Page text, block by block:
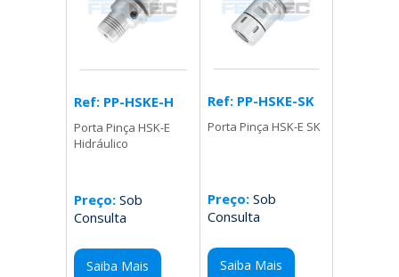
Ref: PP-HSKE-H
Porta Pinça HSK-E
Hidráulico
Preço: Sob
Consulta
Saiba Mais
Ref: PP-HSKE-SK
Porta Pinça HSK-E SK
Preço:Sob
Consulta
Saiba Mais